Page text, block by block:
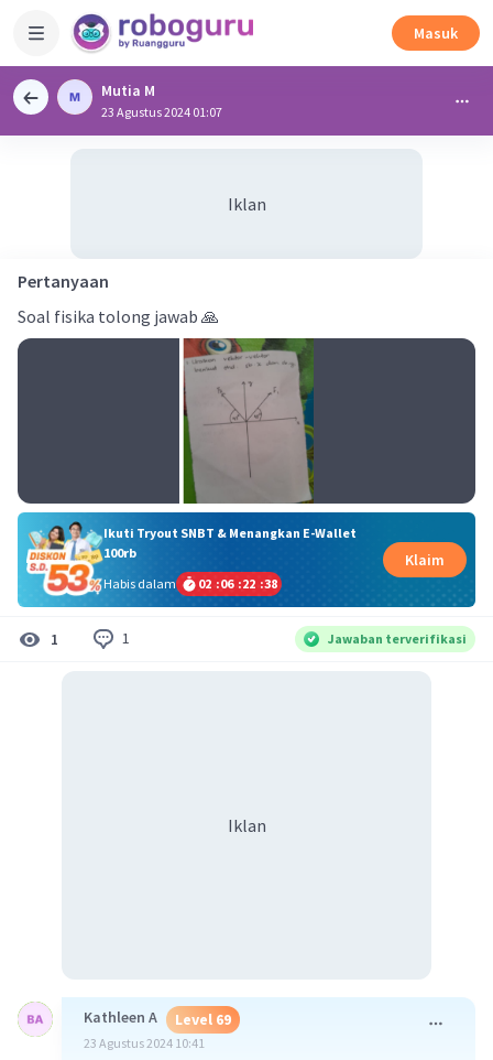
Masuk
Mutia M
23 Agustus 2024 01:07
Iklan
Pertanyaan
Soal fisika tolong jawab 🙏
Ikuti Tryout SNBT & Menangkan E-Wallet
100rb
Habis dalam
02 :06 :22 :37
Klaim
1 1 Jawaban terverifikasi
Iklan
Kathleen A Level 69
23 Agustus 2024 10:41